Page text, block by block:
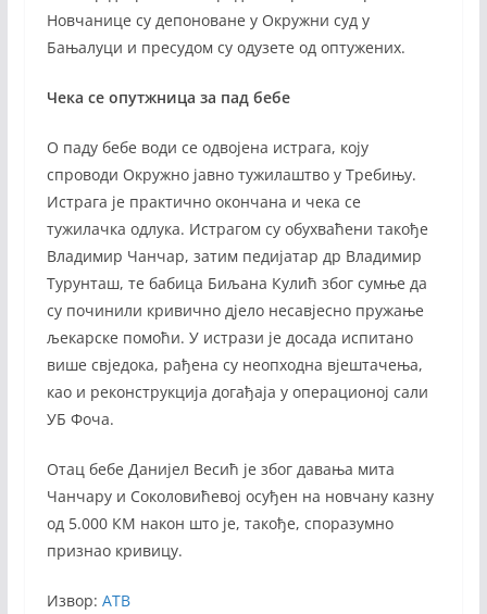
Новчанице су депоноване у Окружни суд у
Бањалуци и пресудом су одузете од оптужених.
Чека се опутжница за пад бебе
О паду бебе води се одвојена истрага, коју
спроводи Окружно јавно тужилаштво у Требињу.
Истрага је практично окончана и чека се
тужилачка одлука. Истрагом су обухваћени такође
Владимир Чанчар, затим педијатар др Владимир
Турунташ, те бабица Биљана Кулић због сумње да
су починили кривично дјело несавјесно пружање
љекарске помоћи. У истрази је досада испитано
више свједока, рађена су неопходна вјештачења,
као и реконструкција догађаја у операционој сали
УБ Фоча.
Отац бебе Данијел Весић је због давања мита
Чанчару и Соколовићевој осуђен на новчану казну
од 5.000 КМ након што је, такође, споразумно
признао кривицу.
Извор: АТВ